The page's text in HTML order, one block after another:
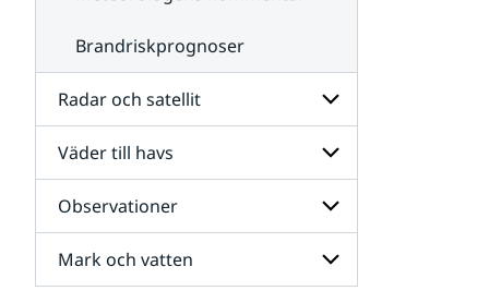
Brandriskprognoser
Radar och satellit
Undersidor
för
Radar
och
satellit
Väder till havs
Undersidor
för
Väder
till
havs
Observationer
Undersidor
för
Mark och vatten